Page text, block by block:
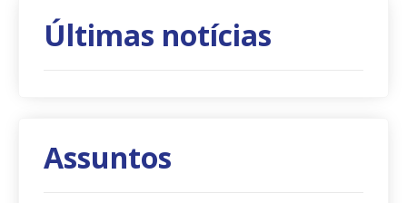
Últimas notícias
Assuntos